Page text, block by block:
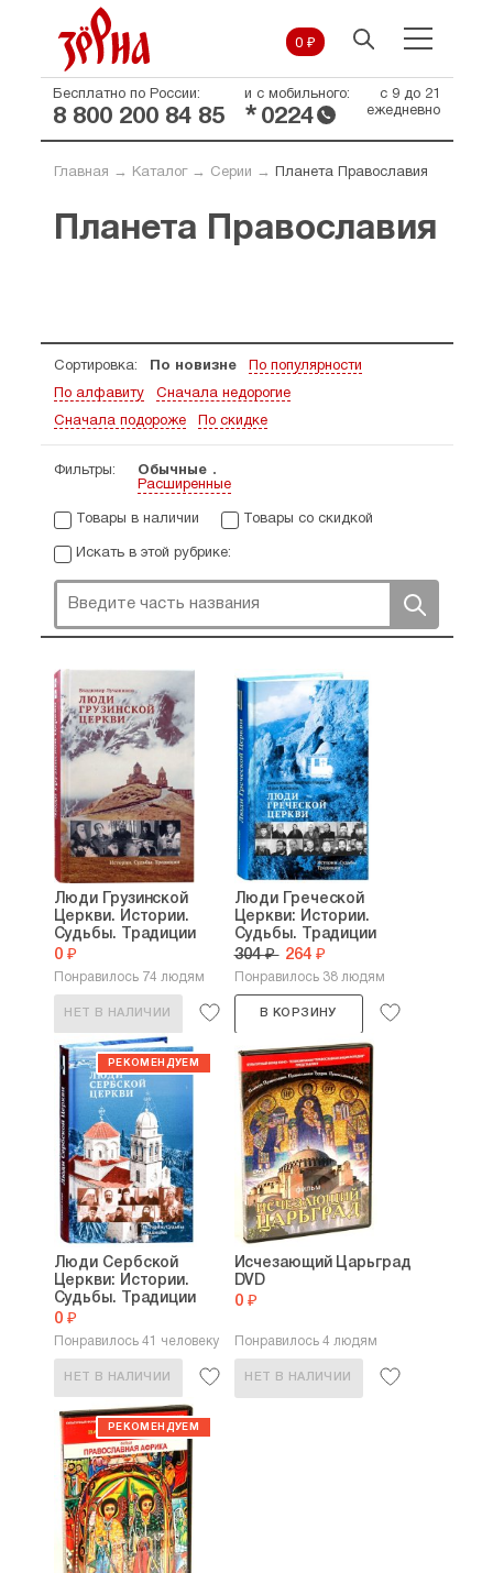
0 ₽
Бесплатно по России:
8 800 200 84 85
и с мобильного:
* 0224
с 9 до 21
ежедневно
Главная → Каталог→ Серии → Планета Православия
Планета Православия
Сортировка: По новизне По популярности
По алфавиту Сначала недорогие
Сначала подороже По скидке
Фильтры:
Обычные
Расширенные
Товары в наличии Товары со скидкой
Искать в этой рубрике:
Люди Грузинской
Церкви. Истории.
Судьбы. Традиции
0 ₽
Понравилось 74 людям
НЕТ В НАЛИЧИИ
Люди Греческой
Церкви: Истории.
Судьбы. Традиции
304 ₽ 264 ₽
Понравилось 38 людям
В КОРЗИНУ
Люди Сербской
Церкви: Истории.
Судьбы. Традиции
0 ₽
Понравилось 41 человеку
НЕТ В НАЛИЧИИ
Исчезающий Царьград
DVD
0 ₽
Понравилось 4 людям
НЕТ В НАЛИЧИИ